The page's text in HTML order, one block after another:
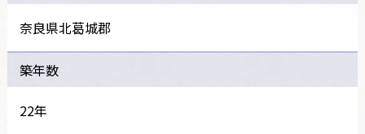
奈良県北葛城郡
築年数
22年